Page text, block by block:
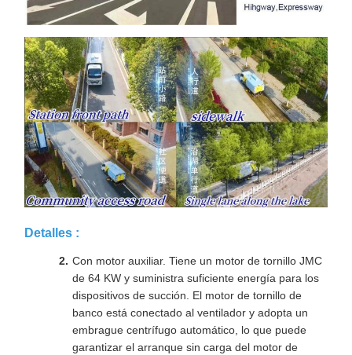
Detalles :
Con motor auxiliar. Tiene un motor de tornillo JMC
de 64 KW y suministra suficiente energía para los
dispositivos de succión. El motor de tornillo de
banco está conectado al ventilador y adopta un
embrague centrífugo automático, lo que puede
garantizar el arranque sin carga del motor de